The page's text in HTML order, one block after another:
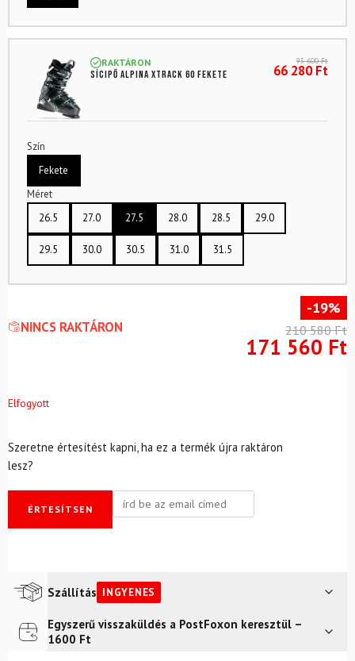
RAKTÁRON
Sícipő ALPINA Xtrack 60 Fekete
93 600Ft
66 280Ft
Szín
Fekete
Méret
26.5
27.0 27.5 28.0 28.5 29.0
29.5 30.0 30.5 31.0 31.5
NINCS RAKTÁRON
-19%
210 580Ft
171 560 Ft
Elfogyott
Szeretne értesítést kapni, ha ez a termék újra raktáron
lesz?
ÉRTESÍTSEN
Szállítás INGYENES
Futár a címreIngyenes
Egyszerű visszaküldés a PostFoxon keresztül –
1600 Ft